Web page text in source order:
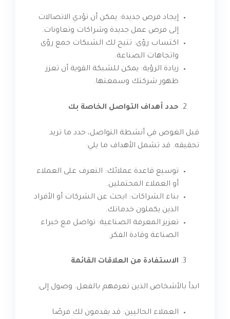
إيجاد فرص جديدة: يمكن أن تؤدي الاتصالات
إلى فرص عمل جديدة وشراكات وتعاونات.
اكتساب رؤى: تتيح لك الشبكات جمع رؤى
واتجاهات الصناعة.
زيادة الرؤية: يمكن للشبكة القوية أن تعزز
ظهور شركتك وسمعتها.
حدد أهداف التواصل الخاصة بك
قبل الغوص في أنشطة التواصل، حدد ما تريد
تحقيقه. قد تشمل الأهداف ما يلي:
توسيع قاعدة عملائك: التعرف على العملاء
أو العملاء المحتملين.
بناء الشراكات: ابحث عن الشركات أو الأفراد
الذين يكملون خدماتك.
تعزيز المعرفة الصناعية: تواصل مع خبراء
الصناعة وقادة الفكر.
الاستفادة من العلاقات القائمة
ابدأ بالأشخاص الذين تعرفهم بالفعل. وصول إلى:
العملاء الحاليين: قد يقدمون لك فرصًا